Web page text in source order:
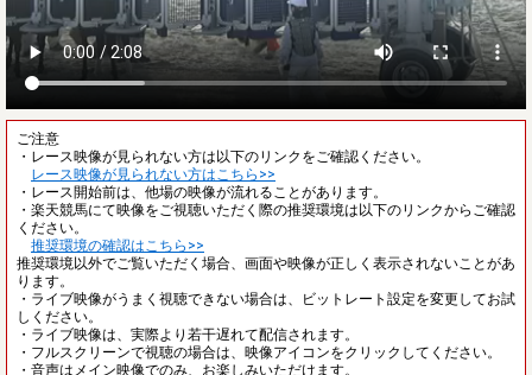
ご注意
・レース映像が見られない方は以下のリンクをご確認ください。
レース映像が見られない方はこちら>>
・レース開始前は、他場の映像が流れることがあります。
・楽天競馬にて映像をご視聴いただく際の推奨環境は以下のリンクからご確認
ください。
推奨環境の確認はこちら>>
推奨環境以外でご覧いただく場合、画面や映像が正しく表示されないことがあ
ります。
・ライブ映像がうまく視聴できない場合は、ビットレート設定を変更してお試
しください。
・ライブ映像は、実際より若干遅れて配信されます。
・フルスクリーンで視聴の場合は、映像アイコンをクリックしてください。
・音声はメイン映像でのみ、お楽しみいただけます。